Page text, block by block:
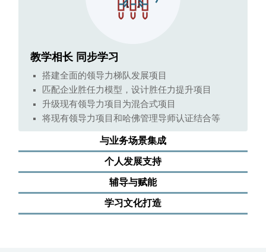
教学相长 同步学习
搭建全面的领导力梯队发展项目
匹配企业胜任力模型，设计胜任力提升项目
升级现有领导力项目为混合式项目
将现有领导力项目和哈佛管理导师认证结合等
与业务场景集成
个人发展支持
辅导与赋能
学习文化打造